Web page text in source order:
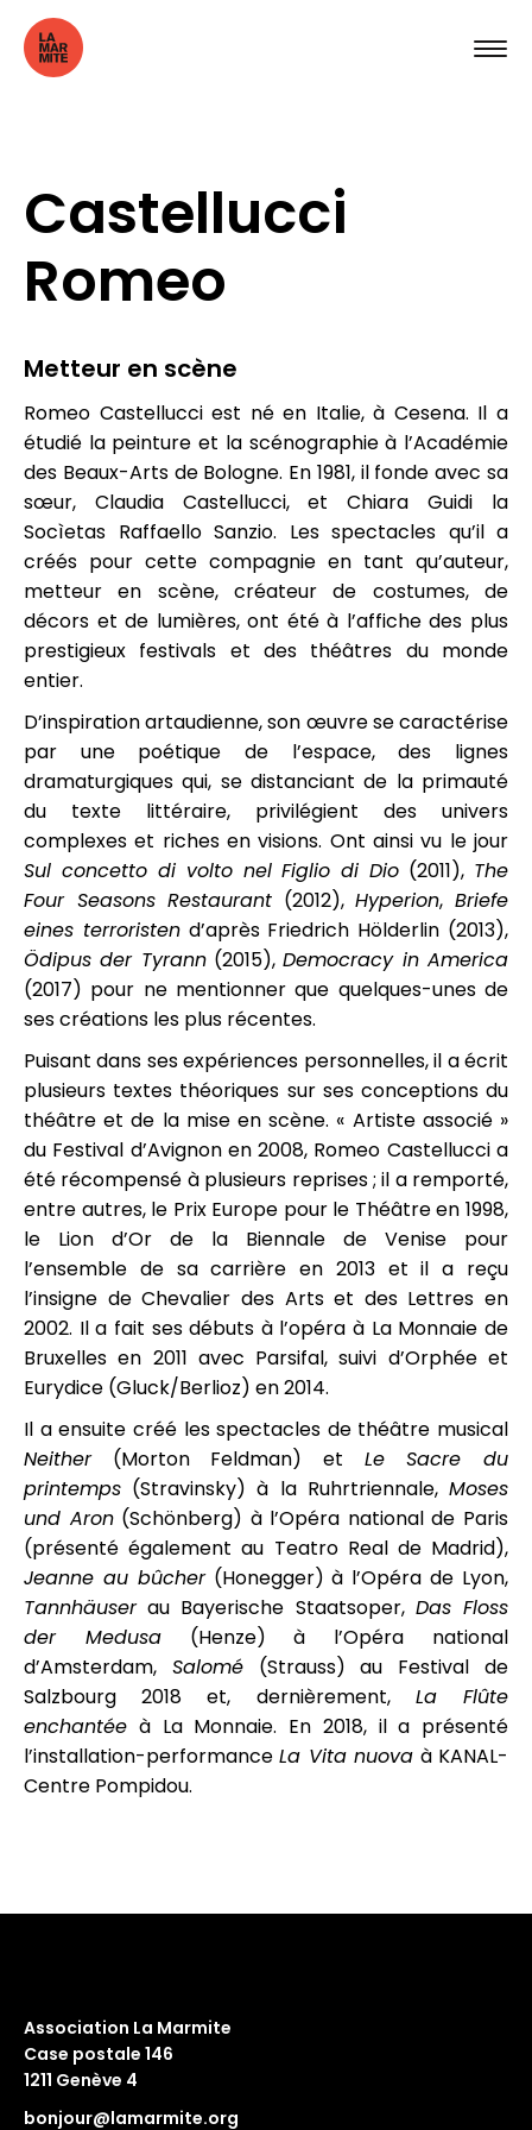
Castellucci
Romeo
Metteur en scène
Romeo Castellucci est né en Italie, à Cesena. Il a
étudié la peinture et la scénographie à l’Académie
des Beaux-Arts de Bologne. En 1981, il fonde avec sa
sœur, Claudia Castellucci, et Chiara Guidi la
Socìetas Raffaello Sanzio. Les spectacles qu’il a
créés pour cette compagnie en tant qu’auteur,
metteur en scène, créateur de costumes, de
décors et de lumières, ont été à l’affiche des plus
prestigieux festivals et des théâtres du monde
entier.
D’inspiration artaudienne, son œuvre se caractérise
par une poétique de l’espace, des lignes
dramaturgiques qui, se distanciant de la primauté
du texte littéraire, privilégient des univers
complexes et riches en visions. Ont ainsi vu le jour
Sul concetto di volto nel Figlio di Dio (2011), The
Four Seasons Restaurant (2012),Hyperion,Briefe
eines terroristend’après Friedrich Hölderlin (2013),
Ödipus der Tyrann(2015),Democracy in America
(2017) pour ne mentionner que quelques-unes de
ses créations les plus récentes.
Puisant dans ses expériences personnelles, il a écrit
plusieurs textes théoriques sur ses conceptions du
théâtre et de la mise en scène. « Artiste associé »
du Festival d’Avignon en 2008, Romeo Castellucci a
été récompensé à plusieurs reprises ; il a remporté,
entre autres, le Prix Europe pour le Théâtre en 1998,
le Lion d’Or de la Biennale de Venise pour
l’ensemble de sa carrière en 2013 et il a reçu
l’insigne de Chevalier des Arts et des Lettres en
2002. Il a fait ses débuts à l’opéra à La Monnaie de
Bruxelles en 2011 avec Parsifal, suivi d’Orphée et
Eurydice (Gluck/Berlioz) en 2014.
Il a ensuite créé les spectacles de théâtre musical
Neither(Morton Feldman) et Le Sacre du
printemps (Stravinsky) à la Ruhrtriennale, Moses
und Aron(Schönberg) à l’Opéra national de Paris
(présenté également au Teatro Real de Madrid),
Jeanne au bûcher(Honegger) à l’Opéra de Lyon,
Tannhäuserau Bayerische Staatsoper, Das Floss
der Medusa(Henze) à l’Opéra national
d’Amsterdam, Salomé(Strauss) au Festival de
Salzbourg 2018 et, dernièrement, La Flûte
enchantée à La Monnaie. En 2018, il a présenté
l’installation-performanceLa Vita nuova à KANAL-
Centre Pompidou.
Association La Marmite
Case postale 146
1211 Genève 4
bonjour@lamarmite.org